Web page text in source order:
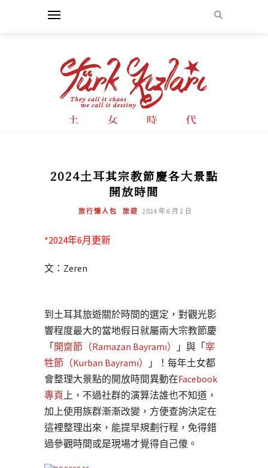
2024土耳其宗教節慶各大景點
開放時間
旅行懶人包 旅遊 2024 年 6 月 2 日
*2024年6月更新
文：Zeren
到土耳其旅遊關於時間的選定，對觀光影
響程度最大的當地假日就屬兩大宗教節慶
「開齋節（Ramazan Bayramı） 」與「宰
牲節（Kurban Bayramı）
」！每年土女都
會整理大景點的開放時間異動在Facebook
專頁上，不過社群的演算法誰也不知道，
加上使用族群漸漸改變，方便查詢決定在
這裡整理出來，能提早規劃行程，免得錯
過參觀時間或是現場才覺得自己傻。